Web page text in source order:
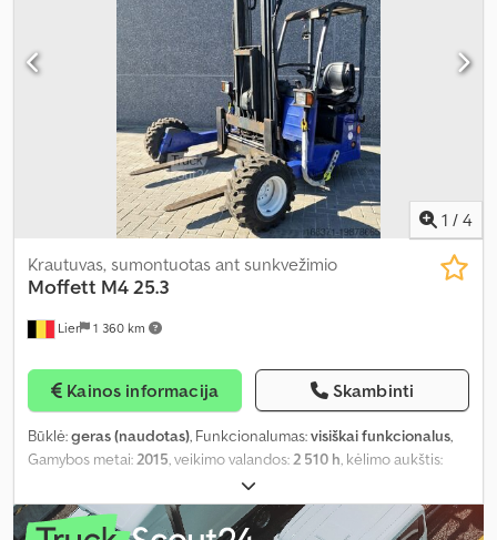
1 / 4
Lier 1 360 km
Krautuvas, sumontuotas ant sunkvežimio
Moffett M4 25.3
Kainos informacija Skambinti
Būklė:geras (naudotas), Funkcionalumas:visiškai funkcionalus,
Gamybos metai:2015, veikimo valandos:2 510 h, kėlimo aukštis:
dupleksas